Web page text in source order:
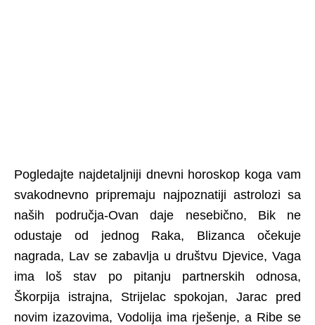
Pogledajte najdetaljniji dnevni horoskop koga vam
svakodnevno pripremaju najpoznatiji astrolozi sa
naših područja-Ovan daje nesebično, Bik ne
odustaje od jednog Raka, Blizanca očekuje
nagrada, Lav se zabavlja u društvu Djevice, Vaga
ima loš stav po pitanju partnerskih odnosa,
Škorpija istrajna, Strijelac spokojan, Jarac pred
novim izazovima, Vodolija ima rješenje, a Ribe se